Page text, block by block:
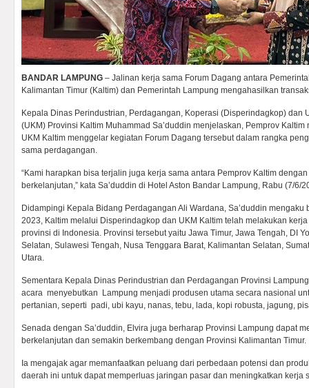
BANDAR LAMPUNG – Jalinan kerja sama Forum Dagang antara
Kalimantan Timur (Kaltim) dan Pemerintah Lampung mengahasilkan
Kepala Dinas Perindustrian, Perdagangan, Koperasi (Disperindagkop) dan
(UKM) Provinsi Kaltim Muhammad Sa’duddin menjelaskan, Pemprov
UKM Kaltim menggelar kegiatan Forum Dagang tersebut dalam rangka
sama perdagangan.
“Kami harapkan bisa terjalin juga kerja sama antara Pemprov Kaltim
berkelanjutan,” kata Sa’duddin di Hotel Aston Bandar Lampung, Rabu (7/6/
Didampingi Kepala Bidang Perdagangan Ali Wardana, Sa’duddin
2023, Kaltim melalui Disperindagkop dan UKM Kaltim telah melakukan
provinsi di Indonesia. Provinsi tersebut yaitu Jawa Timur, Jawa Tengah, DI
Selatan, Sulawesi Tengah, Nusa Tenggara Barat, Kalimantan Selatan,
Utara.
Sementara Kepala Dinas Perindustrian dan Perdagangan Provinsi
acara menyebutkan Lampung menjadi produsen utama secara nasional
pertanian, seperti padi, ubi kayu, nanas, tebu, lada, kopi robusta, jagung,
Senada dengan Sa’duddin, Elvira juga berharap Provinsi Lampung dapat
berkelanjutan dan semakin berkembang dengan Provinsi Kalimantan Timur.
Ia mengajak agar memanfaatkan peluang dari perbedaan potensi dan
daerah ini untuk dapat memperluas jaringan pasar dan meningkatkan kerja